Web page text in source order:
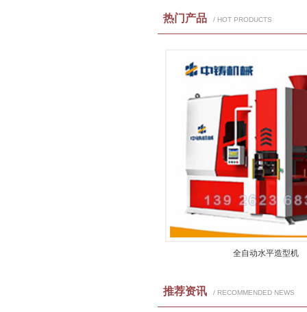
热门产品 / HOT PRODUCTS
全自动水平造型机
推荐资讯 / RECOMMENDED NEWS